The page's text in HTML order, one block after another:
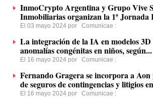
InmoCrypto Argentina y Grupo Vive
Inmobiliarias organizan la 1ª
El 03 mayo 2024 por Comunicae :
La integración de la IA en modelos
anomalías congénitas en niños, según...
El 16 mayo 2024 por Comunicae :
Fernando Gragera se incorpora a
de seguros de contingencias y litigios
El 16 mayo 2024 por Comunicae :